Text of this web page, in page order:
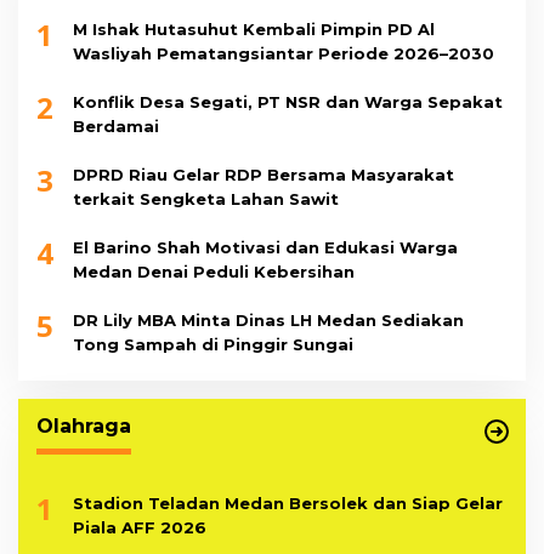
1
M Ishak Hutasuhut Kembali Pimpin PD Al
Wasliyah Pematangsiantar Periode 2026–2030
2
Konflik Desa Segati, PT NSR dan Warga Sepakat
Berdamai
3
DPRD Riau Gelar RDP Bersama Masyarakat
terkait Sengketa Lahan Sawit
4
El Barino Shah Motivasi dan Edukasi Warga
Medan Denai Peduli Kebersihan
5
DR Lily MBA Minta Dinas LH Medan Sediakan
Tong Sampah di Pinggir Sungai
Olahraga
1
Stadion Teladan Medan Bersolek dan Siap Gelar
Piala AFF 2026